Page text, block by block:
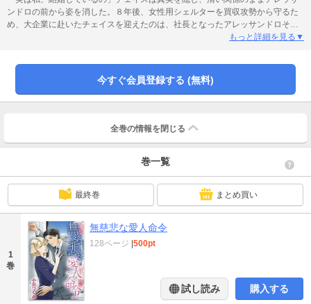
ンドロの前から姿を消した。８年後、女性用シェルターを買収攻勢から守るた
め、大企業に赴いたチェイスを迎えたのは、社長となったアレッサンドロその
人だった。もう私のことなど覚えていないはず。そう思っていたのに、彼は苛
だ。僕が満足するまで抱かれるんだ」まさか過去を解消するため、期間限定の
もっと詳細を見る▼
今すぐ会員登録する (無料)
全巻の情報を 閉じる
巻一覧
最終巻 まとめ買い
1
巻
無慈悲な愛人命令
128ページ 500pt
試し読み 購入する